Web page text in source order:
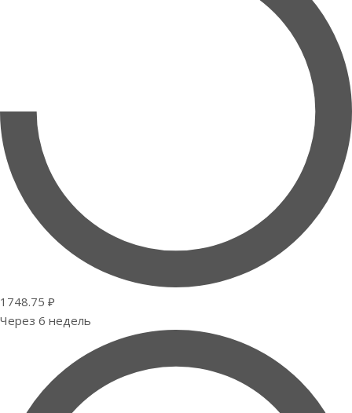
1748.75 ₽
Через 6 недель